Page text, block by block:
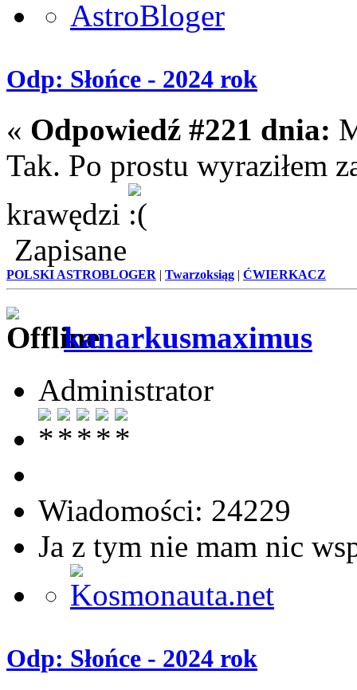
Odp: Słońce - 2024 rok
« Odpowiedź #221 dnia:
Tak. Po prostu wyraziłem
krawędzi
Zapisane
POLSKI ASTROBLOGER | Twarzoksiąg | ĆWIERKACZ
kanarkusmaximus
Administrator
Wiadomości: 24229
Ja z tym nie mam nic
Odp: Słońce - 2024 rok